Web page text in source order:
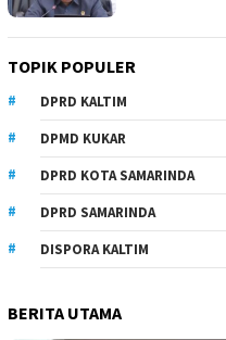
TOPIK POPULER
DPRD KALTIM
DPMD KUKAR
DPRD KOTA SAMARINDA
DPRD SAMARINDA
DISPORA KALTIM
BERITA UTAMA